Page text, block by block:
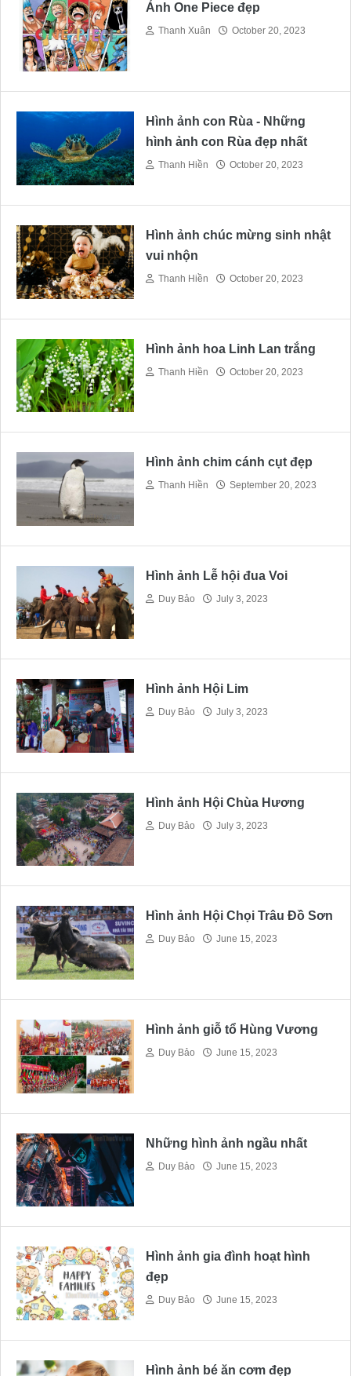
Ảnh One Piece đẹp
Thanh Xuân October 20, 2023
Hình ảnh con Rùa - Những
hình ảnh con Rùa đẹp nhất
Thanh Hiền October 20, 2023
Hình ảnh chúc mừng sinh nhật
vui nhộn
Thanh Hiền October 20, 2023
Hình ảnh hoa Linh Lan trắng
Thanh Hiền October 20, 2023
Hình ảnh chim cánh cụt đẹp
Thanh Hiền September 20, 2023
Hình ảnh Lễ hội đua Voi
Duy Bảo July 3, 2023
Hình ảnh Hội Lim
Duy Bảo July 3, 2023
Hình ảnh Hội Chùa Hương
Duy Bảo July 3, 2023
Hình ảnh Hội Chọi Trâu Đồ Sơn
Duy Bảo June 15, 2023
Hình ảnh giỗ tổ Hùng Vương
Duy Bảo June 15, 2023
Những hình ảnh ngầu nhất
Duy Bảo June 15, 2023
Hình ảnh gia đình hoạt hình
đẹp
Duy Bảo June 15, 2023
Hình ảnh bé ăn cơm đẹp